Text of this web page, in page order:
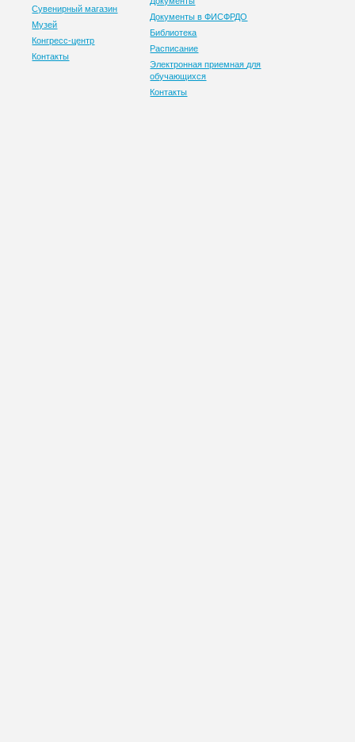
Сувенирный магазин
Музей
Конгресс-центр
Контакты
Документы в ФИСФРДО
Библиотека
Расписание
Электронная приемная для
обучающихся
Контакты